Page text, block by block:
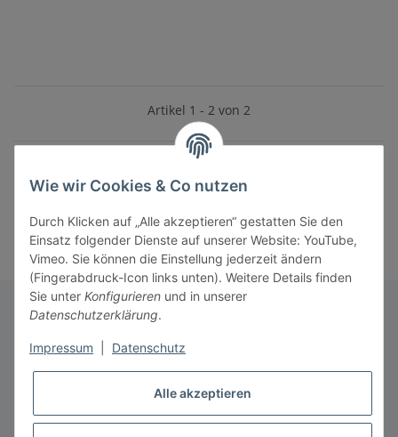
Artikel 1 - 2 von 2
Informationen
Gesetzliche Informationen
Wie wir Cookies & Co nutzen
Durch Klicken auf „Alle akzeptieren“ gestatten Sie den
Einsatz folgender Dienste auf unserer Website: YouTube,
Vimeo. Sie können die Einstellung jederzeit ändern
(Fingerabdruck-Icon links unten). Weitere Details finden
Sie unter Konfigurieren und in unserer
Datenschutzerklärung.
Impressum Datenschutz
Alle akzeptieren